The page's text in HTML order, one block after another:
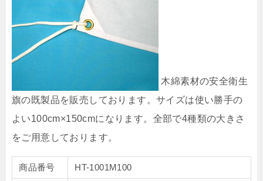
木綿素材の安全衛生
旗の既製品を販売しております。サイズは使い勝手の
よい100cm×150cmになります。全部で4種類の大きさ
をご用意しております。
商品番号 HT-1001M100